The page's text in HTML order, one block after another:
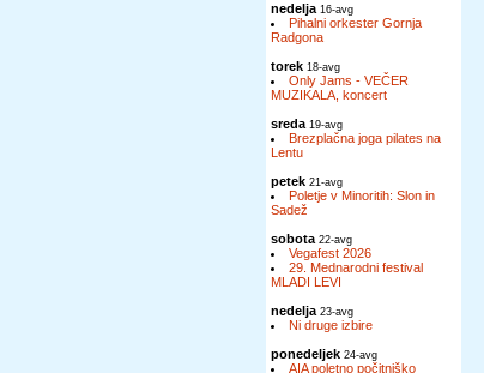
nedelja 16-avg
Pihalni orkester Gornja
Radgona
torek 18-avg
Only Jams - VEČER
MUZIKALA, koncert
sreda 19-avg
Brezplačna joga pilates na
Lentu
petek 21-avg
Poletje v Minoritih: Slon in
Sadež
sobota 22-avg
Vegafest 2026
29. Mednarodni festival
MLADI LEVI
nedelja 23-avg
Ni druge izbire
ponedeljek 24-avg
AIA poletno počitniško